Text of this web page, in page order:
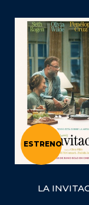
ESTRENO
LA